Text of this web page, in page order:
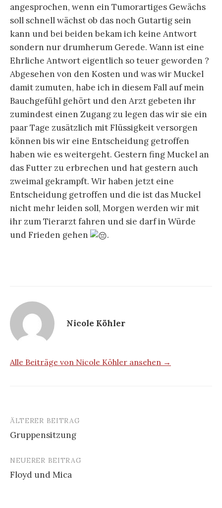
angesprochen, wenn ein Tumorartiges Gewächs
soll schnell wächst ob das noch Gutartig sein
kann und bei beiden bekam ich keine Antwort
sondern nur drumherum Gerede. Wann ist eine
Ehrliche Antwort eigentlich so teuer geworden ?
Abgesehen von den Kosten und was wir Muckel
damit zumuten, habe ich in diesem Fall auf mein
Bauchgefühl gehört und den Arzt gebeten ihr
zumindest einen Zugang zu legen das wir sie ein
paar Tage zusätzlich mit Flüssigkeit versorgen
können bis wir eine Entscheidung getroffen
haben wie es weitergeht. Gestern fing Muckel an
das Futter zu erbrechen und hat gestern auch
zweimal gekrampft. Wir haben jetzt eine
Entscheidung getroffen und die ist das Muckel
nicht mehr leiden soll, Morgen werden wir mit
ihr zum Tierarzt fahren und sie darf in Würde
und Frieden gehen
.
Nicole Köhler
Alle Beiträge von Nicole Köhler ansehen →
Beitrags-
Navigation
ÄLTERER BEITRAG
Gruppensitzung
NEUERER BEITRAG
Floyd und Mica